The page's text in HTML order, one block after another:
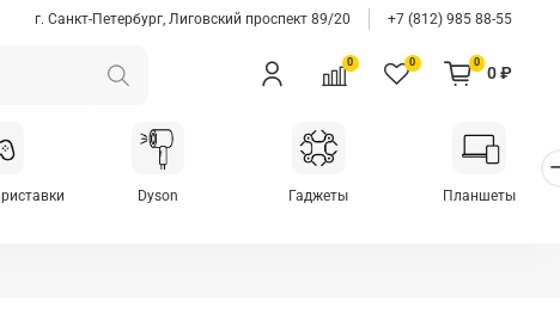
г. Санкт-Петербург, Лиговский проспект 89/20 +7 (812) 985 88-55
0 0 0
0 ₽
Dyson Гаджеты Планшеты